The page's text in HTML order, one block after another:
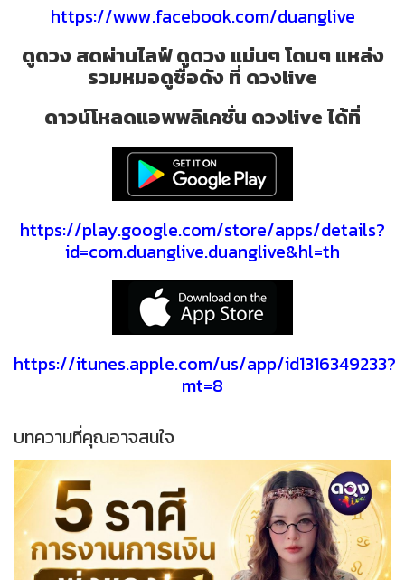
https://www.facebook.com/duanglive
ดูดวง สดผ่านไลฟ์ ดูดวง แม่นๆ โดนๆ แหล่ง
รวมหมอดูชื่อดัง ที่ ดวงlive
ดาวน์โหลดแอพพลิเคชั่น ดวงlive ได้ที่
https://play.google.com/store/apps/details?
id=com.duanglive.duanglive&hl=th
https://itunes.apple.com/us/app/id1316349233?
mt=8
บทความที่คุณอาจสนใจ